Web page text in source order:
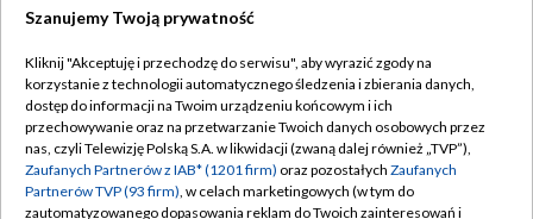
TVP
Abonament TVP
Emisja w TVP
Centrum informacji TVP
Regulamin TVP
Polityka prywatności
Moje zgody
Szanujemy Twoją prywatność
Kliknij "Akceptuję i przechodzę do serwisu", aby wyrazić zgody na
korzystanie z technologii automatycznego śledzenia i zbierania danych,
dostęp do informacji na Twoim urządzeniu końcowym i ich
przechowywanie oraz na przetwarzanie Twoich danych osobowych przez
nas, czyli Telewizję Polską S.A. w likwidacji (zwaną dalej również „TVP”),
Zaufanych Partnerów z IAB* (1201 firm) oraz pozostałych Zaufanych
Partnerów TVP (93 firm), w celach marketingowych (w tym do
zautomatyzowanego dopasowania reklam do Twoich zainteresowań i